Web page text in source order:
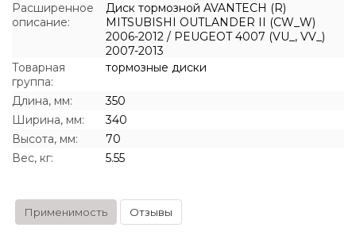
Расширенное
описание:
Диск тормозной AVANTECH (R)
MITSUBISHI OUTLANDER II (CW_W)
2006-2012 / PEUGEOT 4007 (VU_, VV_)
2007-2013
Товарная
группа:
тормозные диски
Длина, мм:
350
Ширина, мм:
340
Высота, мм:
70
Вес, кг:
5.55
Применимость Отзывы